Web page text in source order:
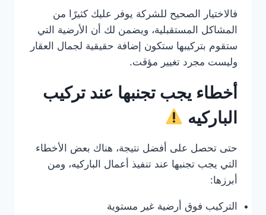
فالاختيار الصحيح للشركة يوفر عليك كثيرًا من
المشاكل المستقبلية، ويضمن لك أن الأرضية التي
ستقوم بتركيبها ستكون إضافة حقيقية لجمال العقار
وليست مجرد تغيير مؤقت.
أخطاء يجب تجنبها عند تركيب
الباركيه
حتى تحصل على أفضل نتيجة، هناك بعض الأخطاء
التي يجب تجنبها عند تنفيذ أعمال الباركيه، ومن
أبرزها:
التركيب فوق أرضية غير مستوية